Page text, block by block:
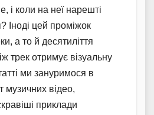
і коли на неї нарешті
Іноді цей проміжок
а то й десятиліття
трек отримує візуальну
ми зануримося в
музичних відео,
приклади